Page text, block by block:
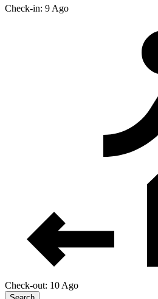
Check-in: 9 Ago
Check-out: 10 Ago